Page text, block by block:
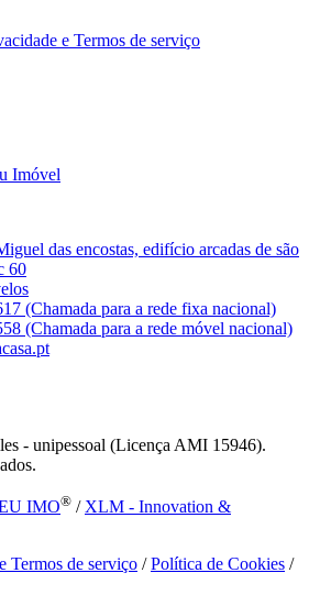
e Termos de serviço
Imóvel
das encostas, edifício arcadas de são
60
(Chamada para a rede fixa nacional)
(Chamada para a rede móvel nacional)
- unipessoal (Licença AMI 15946).
IMO® / XLM - Innovation &
Termos de serviço /Política de Cookies /